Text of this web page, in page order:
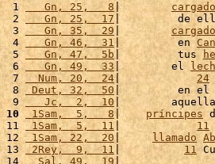
1
   Gn, 25,   8
| cargado
2
   Gn, 25,  17
|         de
3
   Gn, 35,  29
| cargado
4
   Gn, 46,  31
|         en
5
   Gn, 47,  5b
|         tus
6
   Gn, 49,  33
|        el
7
  Num, 20,  24
| 24
8
Deut, 32,  50 |         en el
9
   Jc,  2,  10
|
10
1Sam,  5,   8| príncipes
11 1Sam,  5,  11 | 11
12 1Sam, 22,  20 | llamado
13
2Rey,  9,  11| 11
14
  Sal, 49,  19